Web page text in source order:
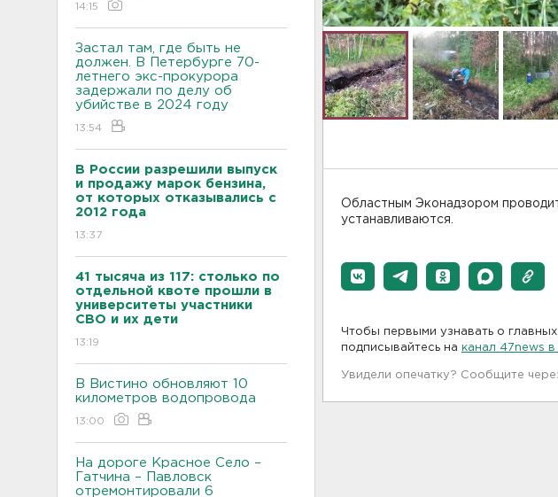
14:15
Застал там, где быть не
должен. В Петербурге 70-
летнего экс-прокурора
задержали по делу об
убийстве в 2024 году
13:54
В России разрешили выпуск
и продажу марок бензина,
от которых отказывались с
2012 года
13:37
41 тысяча из 117: столько по
отдельной квоте прошли в
университеты участники
СВО и их дети
13:19
В Вистино обновляют 10
километров водопровода
13:00
На дороге Красное Село –
Гатчина – Павловск
отремонтировали 6
Областным Эконадзором
устанавливаются.
Чтобы первыми узнавать о
подписывайтесь на канал 47news в
Увидели опечатку? Сообщите